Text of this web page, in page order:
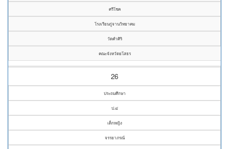
ศรีโชค
โรงเรียนกู่จานวิทยาคม
วัดคำศิริ
คณะจังหวัดยโสธร
26
ประถมศึกษา
ป.๔
เด็กหญิง
จรรยาภรณ์